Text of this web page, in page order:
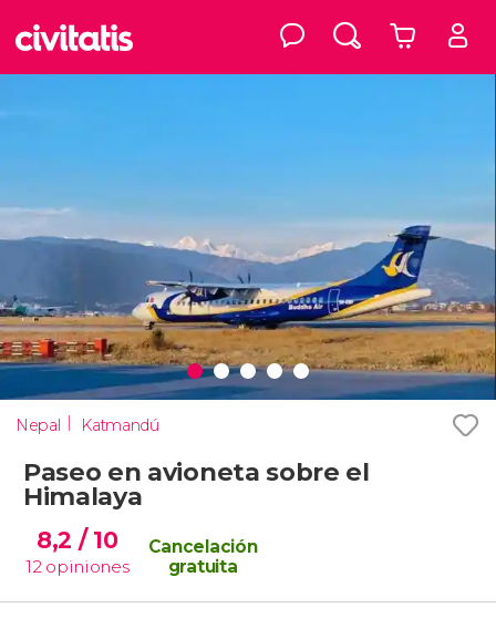
Nepal Katmandú
Paseo en avioneta sobre el
Himalaya
8,2 / 10
12 opiniones
Cancelación
gratuita